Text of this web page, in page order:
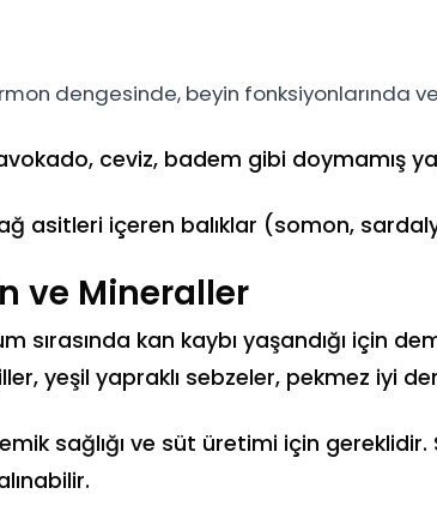
dengesinde, beyin fonksiyonlarında
ceviz, badem gibi doymamış
asitleri içeren balıklar (somon,
ve Mineraller
sırasında kan kaybı yaşandığı için
yeşil yapraklı sebzeler, pekmez iyi
sağlığı ve süt üretimi için